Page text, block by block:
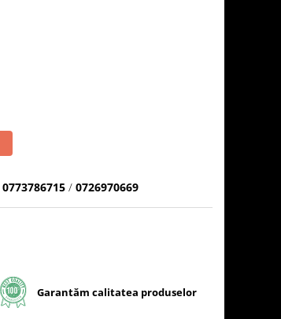
0773786715 / 0726970669
Garantăm calitatea produselor